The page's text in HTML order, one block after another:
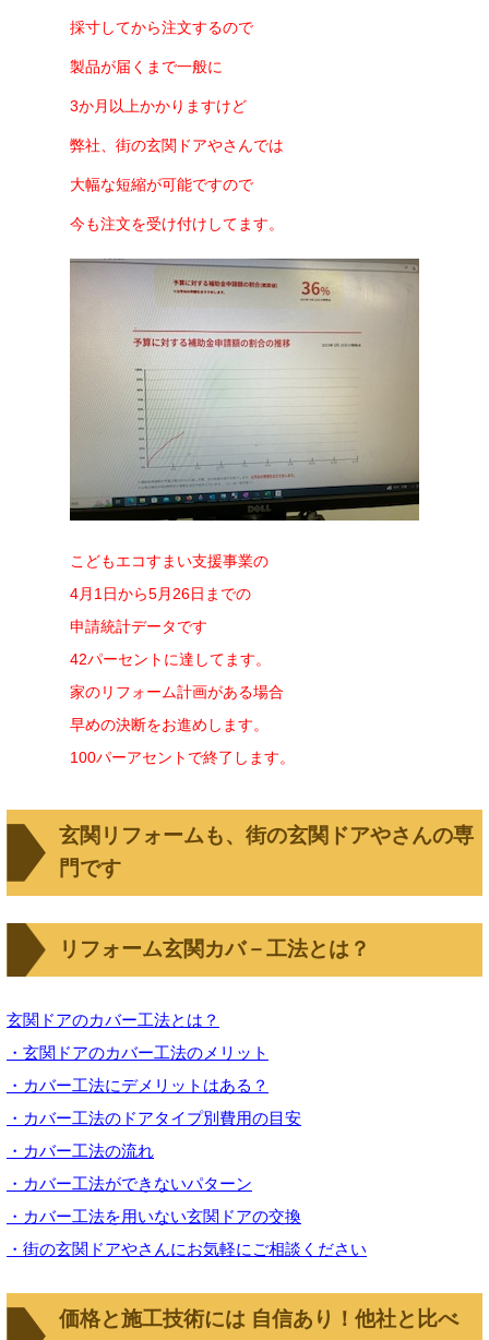
採寸してから注文するので
製品が届くまで一般に
3か月以上かかりますけど
弊社、街の玄関ドアやさんでは
大幅な短縮が可能ですので
今も注文を受け付けしてます。
こどもエコすまい支援事業の
4月1日から5月26日までの
申請統計データです
42パーセントに達してます。
家のリフォーム計画がある場合
早めの決断をお進めします。
100パーアセントで終了します。
玄関リフォームも、街の玄関ドアやさんの専
門です
リフォーム玄関カバ－工法とは？
玄関ドアのカバー工法とは？
・玄関ドアのカバー工法のメリット
・カバー工法にデメリットはある？
・カバー工法のドアタイプ別費用の目安
・カバー工法の流れ
・カバー工法ができないパターン
・カバー工法を用いない玄関ドアの交換
・街の玄関ドアやさんにお気軽にご相談ください
価格と施工技術には 自信あり！他社と比べ